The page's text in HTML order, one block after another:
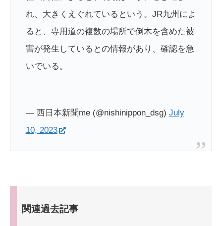
れ、大きくえぐれているという。JR九州によ
ると、専用道の複数の場所で倒木を含めた被
害が発生しているとの情報があり、確認を急
いでいる。
— 西日本新聞me (@nishinippon_dsg) July
10, 2023
関連過去記事